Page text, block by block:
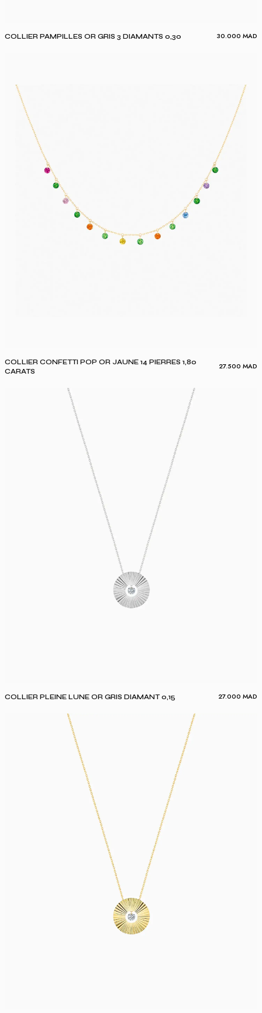
COLLIER PAMPILLES OR GRIS 3 DIAMANTS 0,30 30.000 MAD
COLLIER CONFETTI POP OR JAUNE 14 PIERRES 1,80
CARATS
27.500 MAD
COLLIER PLEINE LUNE OR GRIS DIAMANT 0,15 27.000 MAD